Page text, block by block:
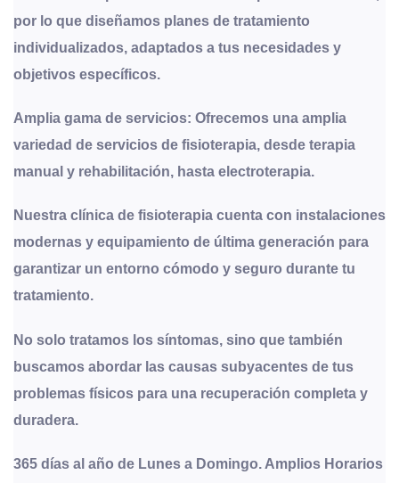
por lo que diseñamos planes de tratamiento
individualizados, adaptados a tus necesidades y
objetivos específicos.
Amplia gama de servicios: Ofrecemos una amplia
variedad de servicios de fisioterapia, desde terapia
manual y rehabilitación, hasta electroterapia.
Nuestra clínica de fisioterapia cuenta con instalaciones
modernas y equipamiento de última generación para
garantizar un entorno cómodo y seguro durante tu
tratamiento.
No solo tratamos los síntomas, sino que también
buscamos abordar las causas subyacentes de tus
problemas físicos para una recuperación completa y
duradera.
365 días al año de Lunes a Domingo. Amplios Horarios